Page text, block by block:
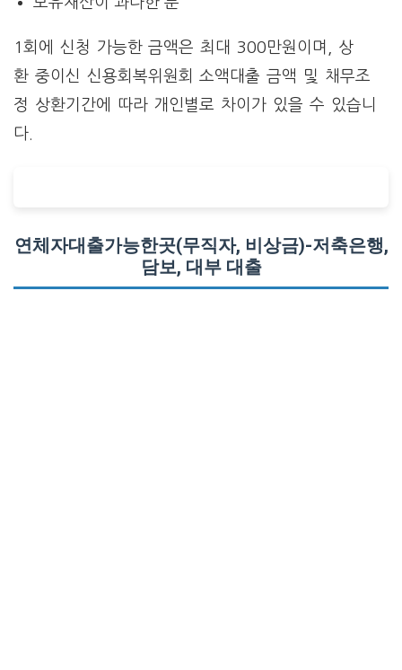
1회에 신청 가능한 금액은 최대 300만원이며, 상
환 중이신 신용회복위원회 소액대출 금액 및 채무조
정 상환기간에 따라 개인별로 차이가 있을 수 있습니
다.
연체자대출가능한곳(무직자, 비상금)-저축은행,
담보, 대부 대출